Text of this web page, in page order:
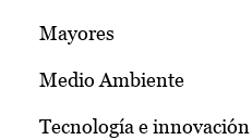
Mayores
Medio Ambiente
Tecnología e innovación